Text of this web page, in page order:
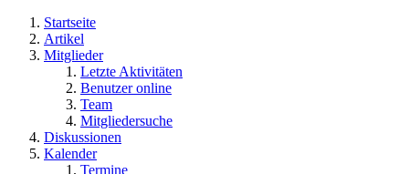
Startseite
Artikel
Mitglieder
Letzte Aktivitäten
Benutzer online
Team
Mitgliedersuche
Diskussionen
Kalender
Termine